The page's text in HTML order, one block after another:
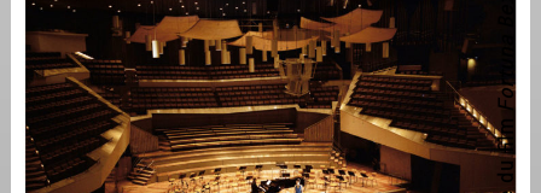
Fortuna Berlin